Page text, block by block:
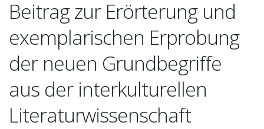
Beitrag zur Erörterung und
exemplarischen Erprobung
der neuen Grundbegriffe
aus der interkulturellen
Literaturwissenschaft